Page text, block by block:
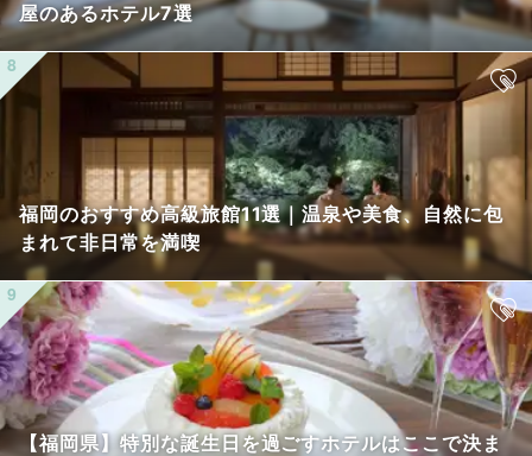
屋のあるホテル7選
福岡のおすすめ高級旅館11選｜温泉や美食、自然に包
まれて非日常を満喫
【福岡県】特別な誕生日を過ごすホテルはここで決ま